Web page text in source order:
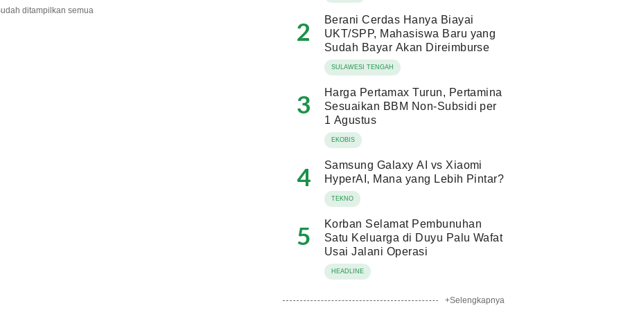
ditampilkan semua
2
Berani Cerdas Hanya Biayai
UKT/SPP, Mahasiswa Baru yang
Sudah Bayar Akan Direimburse
SULAWESI TENGAH
3
Harga Pertamax Turun, Pertamina
Sesuaikan BBM Non-Subsidi per
1 Agustus
EKOBIS
4
Samsung Galaxy AI vs Xiaomi
HyperAI, Mana yang Lebih Pintar?
TEKNO
5
Korban Selamat Pembunuhan
Satu Keluarga di Duyu Palu Wafat
Usai Jalani Operasi
HEADLINE
+Selengkapnya